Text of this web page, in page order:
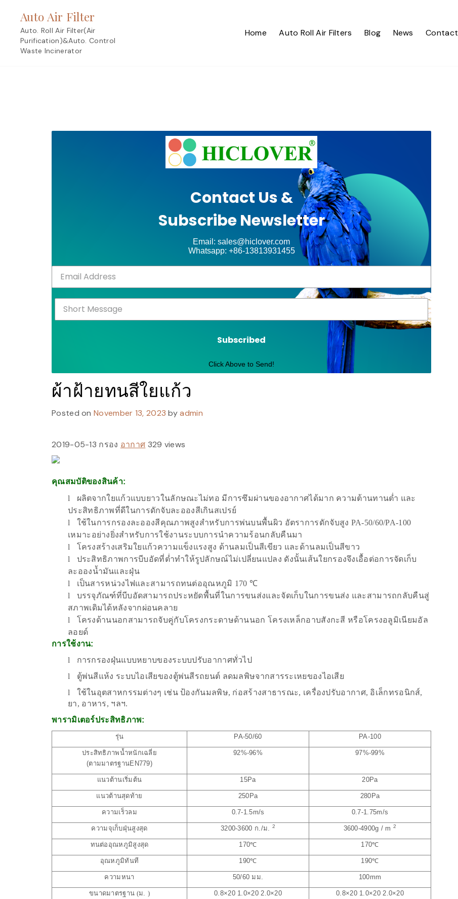
content
Auto Air Filter
Auto. Roll Air Filter(Air
Purification)&Auto. Control
Waste Incinerator
Home Auto Roll Air Filters Blog News Contact
Contact Us &
Subscribe Newsletter
Email: sales@hiclover.com
Whatsapp: +86-13813931455
Subscribed
Click Above to Send!
ผ้าฝ้ายทนสีใยแก้ว
Posted onNovember 13, 2023 byadmin
2019-05-13 กรอง อากาศ 329 views
คุณสมบัติของสินค้า:
l
ผลิตจากใยแก้วแบบยาวในลักษณะไม่ทอ มีการซึมผ่านของอากาศได้มาก ความต้านทานต่ำ และ
ประสิทธิภาพที่ดีในการดักจับละอองสีเกินสเปรย์
l
ใช้ในการกรองละอองสีคุณภาพสูงสำหรับการพ่นบนพื้นผิว อัตราการดักจับสูง PA-50/60/PA-100
เหมาะอย่างยิ่งสำหรับการใช้งานระบบการนำความร้อนกลับคืนมา
l
โครงสร้างเสริมใยแก้วความแข็งแรงสูง ด้านลมเป็นสีเขียว และด้านลมเป็นสีขาว
l
ประสิทธิภาพการบีบอัดที่ต่ำทำให้รูปลักษณ์ไม่เปลี่ยนแปลง ดังนั้นเส้นใยกรองจึงเอื้อต่อการจัดเก็บ
ละอองน้ำมันและฝุ่น
l
เป็นสารหน่วงไฟและสามารถทนต่ออุณหภูมิ 170 ℃
l
บรรจุภัณฑ์ที่บีบอัดสามารถประหยัดพื้นที่ในการขนส่งและจัดเก็บในการขนส่ง และสามารถกลับคืนสู่
สภาพเดิมได้หลังจากผ่อนคลาย
l
โครงด้านนอกสามารถจับคู่กับโครงกระดาษด้านนอก โครงเหล็กอาบสังกะสี หรือโครงอลูมิเนียมอัล
ลอยด์
การใช้งาน:
l
การกรองฝุ่นแบบหยาบของระบบปรับอากาศทั่วไป
l
ตู้พ่นสีแห้ง ระบบไอเสียของตู้พ่นสีรถยนต์ ลดมลพิษจากสารระเหยของไอเสีย
l
ใช้ในอุตสาหกรรมต่างๆ เช่น ป้องกันมลพิษ, ก่อสร้างสาธารณะ, เครื่องปรับอากาศ, อิเล็กทรอนิกส์,
ยา, อาหาร, ฯลฯ.
พารามิเตอร์ประสิทธิภาพ:
รุ่น PA-50/60 PA-100
ประสิทธิภาพน้ำหนักเฉลี่ย
(ตามมาตรฐานEN779)
92%-96% 97%-99%
แนวต้านเริ่มต้น 15Pa 20Pa
แนวต้านสุดท้าย 250Pa 280Pa
ความเร็วลม 0.7-1.5m/s 0.7-1.75m/s
ความจุเก็บฝุ่นสูงสุด 3200-3600 ก./ม. 2 3600-4900g / m2
ทนต่ออุณหภูมิสูงสุด 170℃ 170℃
อุณหภูมิทันที 190℃ 190℃
ความหนา 50/60 มม. 100mm
ขนาดมาตรฐาน (ม. ) 0.8×20 1.0×20 2.0×20 0.8×20 1.0×20 2.0×20